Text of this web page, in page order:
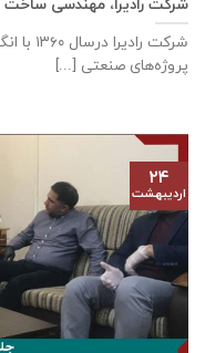
شرکت رادیرا، مهندسی
شرکت
پروژه‌های صنعتی [...]
۲۴
اردیبهشت